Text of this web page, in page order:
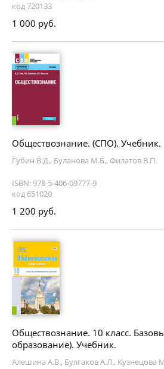
код 720133
1 000 руб.
Обществознание. (СПО). Учебник.
Губин В.Д., Буланова М.Б., Филатов В.П.
ISBN: 978-5-406-09777-9
код 651020
1 200 руб.
Обществознание. 10 класс.
образование). Учебник.
Алешина А.В., Булгаков А.Л., Кузнецова